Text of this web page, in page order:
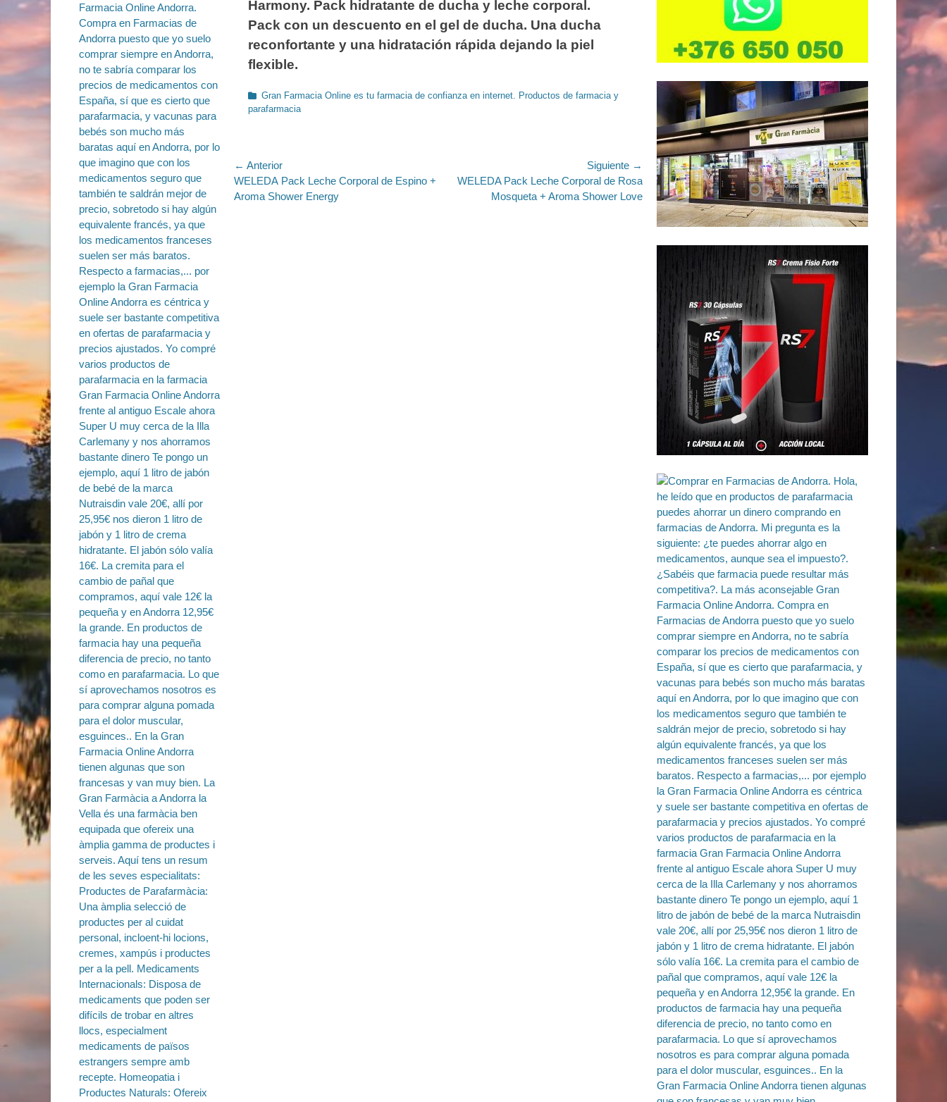
Harmony. Pack hidratante de ducha y leche corporal.
Pack con un descuento en el gel de ducha. Una ducha
reconfortante y una hidratación rápida dejando la piel
flexible.
Categorías
Gran Farmacia Online es tu farmacia de confianza en internet. Productos de farmacia y
parafarmacia
Navegación
de
← Anterior
Entrada
anterior:
WELEDA Pack Leche Corporal de Espino +
Aroma Shower Energy
Siguiente →
EntradaWELEDA Pack Leche Corporal de Rosa
Mosqueta + Aroma Shower Love